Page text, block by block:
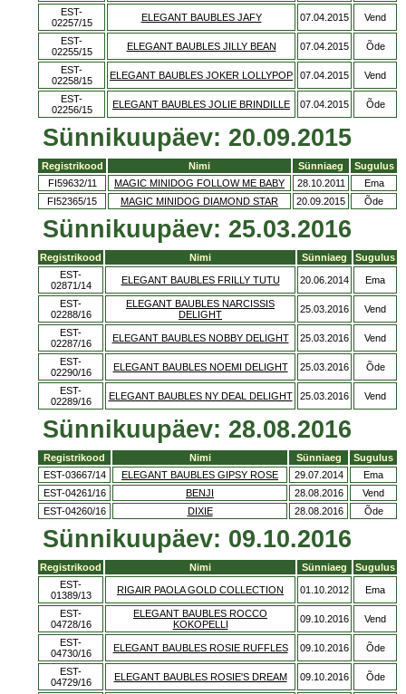
EST-
02257/15
ELEGANT BAUBLES JAFY 07.04.2015 Vend
EST-
02255/15
ELEGANT BAUBLES JILLY BEAN 07.04.2015 Õde
EST-
02258/15
ELEGANT BAUBLES JOKER LOLLYPOP 07.04.2015 Vend
EST-
02256/15
ELEGANT BAUBLES JOLIE BRINDILLE 07.04.2015 Õde
Sünnikuupäev: 20.09.2015
Registrikood Nimi Sünniaeg
Sugulus
FI59632/11
MAGIC MINIDOG FOLLOW ME BABY 28.10.2011
Ema
FI52365/15
MAGIC MINIDOG DIAMOND STAR 20.09.2015 Õde
Sünnikuupäev: 25.03.2016
Registrikood Nimi Sünniaeg
Sugulus
EST-
02871/14
ELEGANT BAUBLES FRILLY TUTU 20.06.2014 Ema
EST-
02288/16
ELEGANT BAUBLES NARCISSIS
DELIGHT
25.03.2016 Vend
EST-
02287/16
ELEGANT BAUBLES NOBBY DELIGHT 25.03.2016 Vend
EST-
02290/16
ELEGANT BAUBLES NOEMI DELIGHT 25.03.2016 Õde
EST-
02289/16
ELEGANT BAUBLES NY DEAL DELIGHT 25.03.2016 Vend
Sünnikuupäev: 28.08.2016
Registrikood Nimi Sünniaeg
Sugulus
EST-03667/14
ELEGANT BAUBLES GIPSY ROSE 29.07.2014
Ema
EST-04261/16
BENJI 28.08.2016
Vend
EST-04260/16
DIXIE 28.08.2016 Õde
Sünnikuupäev: 09.10.2016
Registrikood Nimi Sünniaeg
Sugulus
EST-
01389/13
RIGAIR PAOLA GOLD COLLECTION 01.10.2012 Ema
EST-
04728/16
ELEGANT BAUBLES ROCCO
KOKOPELLI
09.10.2016 Vend
EST-
04730/16
ELEGANT BAUBLES ROSIE RUFFLES 09.10.2016 Õde
EST-
04729/16
ELEGANT BAUBLES ROSIE'S DREAM 09.10.2016 Õde